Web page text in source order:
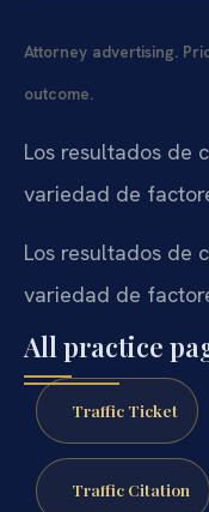
Attorney advertising.
outcome.
Los resultados de
variedad de
Los resultados de
variedad de
All practice
Traffic Ticket
Traffic Citation